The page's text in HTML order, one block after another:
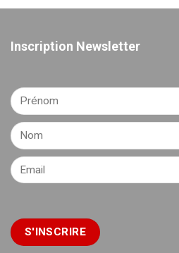
Inscription Newsletter